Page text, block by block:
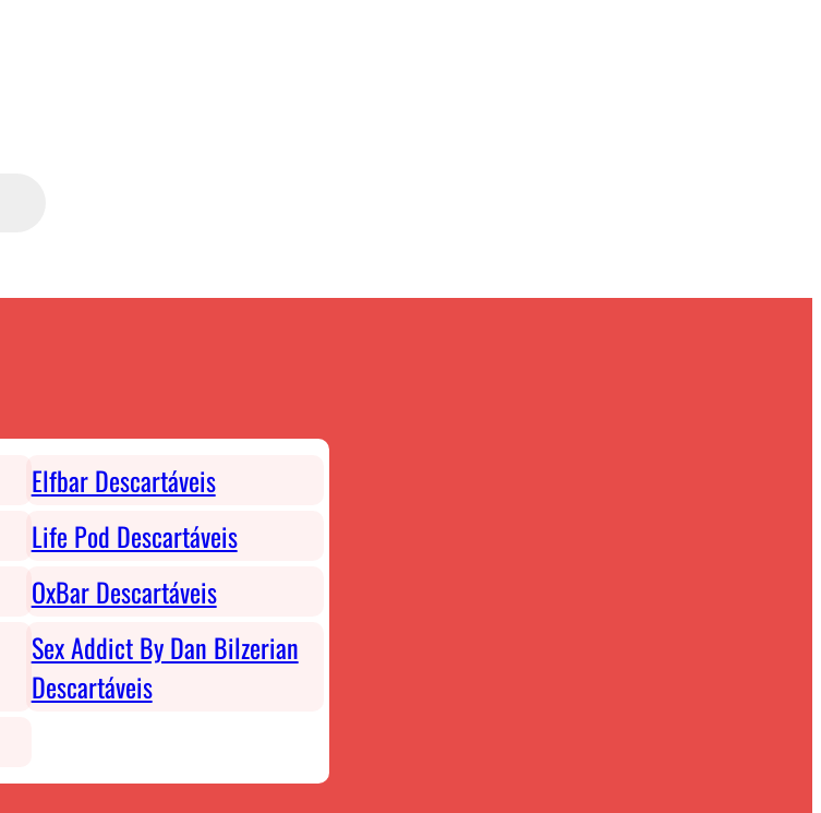
Elfbar Descartáveis
Life Pod Descartáveis
OxBar Descartáveis
Sex Addict By Dan Bilzerian
Descartáveis